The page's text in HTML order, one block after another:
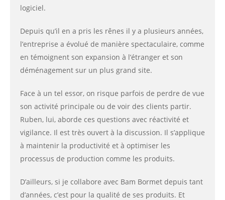
logiciel.
Depuis qu’il en a pris les rênes il y a plusieurs années,
l’entreprise a évolué de manière spectaculaire, comme
en témoignent son expansion à l’étranger et son
déménagement sur un plus grand site.
Face à un tel essor, on risque parfois de perdre de vue
son activité principale ou de voir des clients partir.
Ruben, lui, aborde ces questions avec réactivité et
vigilance. Il est très ouvert à la discussion. Il s’applique
à maintenir la productivité et à optimiser les
processus de production comme les produits.
D’ailleurs, si je collabore avec Bam Bormet depuis tant
d’années, c’est pour la qualité de ses produits. Et